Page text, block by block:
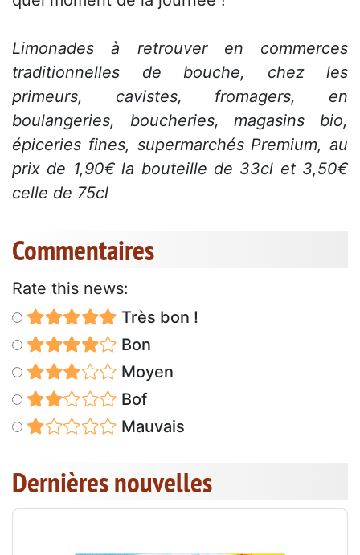
Limonades à retrouver en commerces
traditionnelles de bouche, chez les
primeurs, cavistes, fromagers, en
boulangeries, boucheries, magasins bio,
épiceries fines, supermarchés Premium, au
prix de 1,90€ la bouteille de 33cl et 3,50€
celle de 75cl
Commentaires
Rate this news:
Très bon !
Bon
Moyen
Bof
Mauvais
Dernières nouvelles